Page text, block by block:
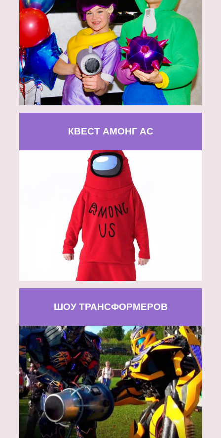
КВЕСТ АМОНГ АС
ШОУ ТРАНСФОРМЕРОВ